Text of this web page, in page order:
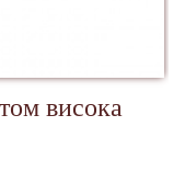
висока